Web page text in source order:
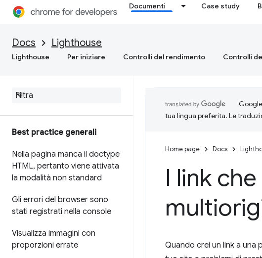
Documenti Case study
Docs Lighthouse
Lighthouse Per iniziare Controlli del rendimento Controlli
Best practice generali
Nella pagina manca il doctype
HTML, pertanto viene attivata
la modalità non standard
Gli errori del browser sono
stati registrati nella console
Visualizza immagini con
proporzioni errate
tua lingua preferita. Le
Home page Docs
I link
Quando crei un link a una